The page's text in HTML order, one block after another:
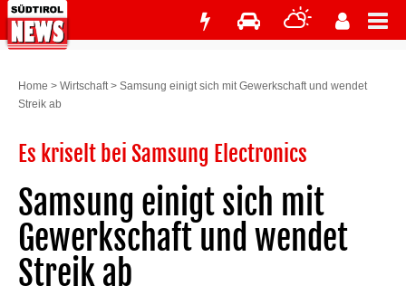
Home > Wirtschaft> Samsung einigt sich mit Gewerkschaft und wendet
Streik ab
Es kriselt bei Samsung Electronics
Samsung einigt sich mit
Gewerkschaft und wendet
Streik ab